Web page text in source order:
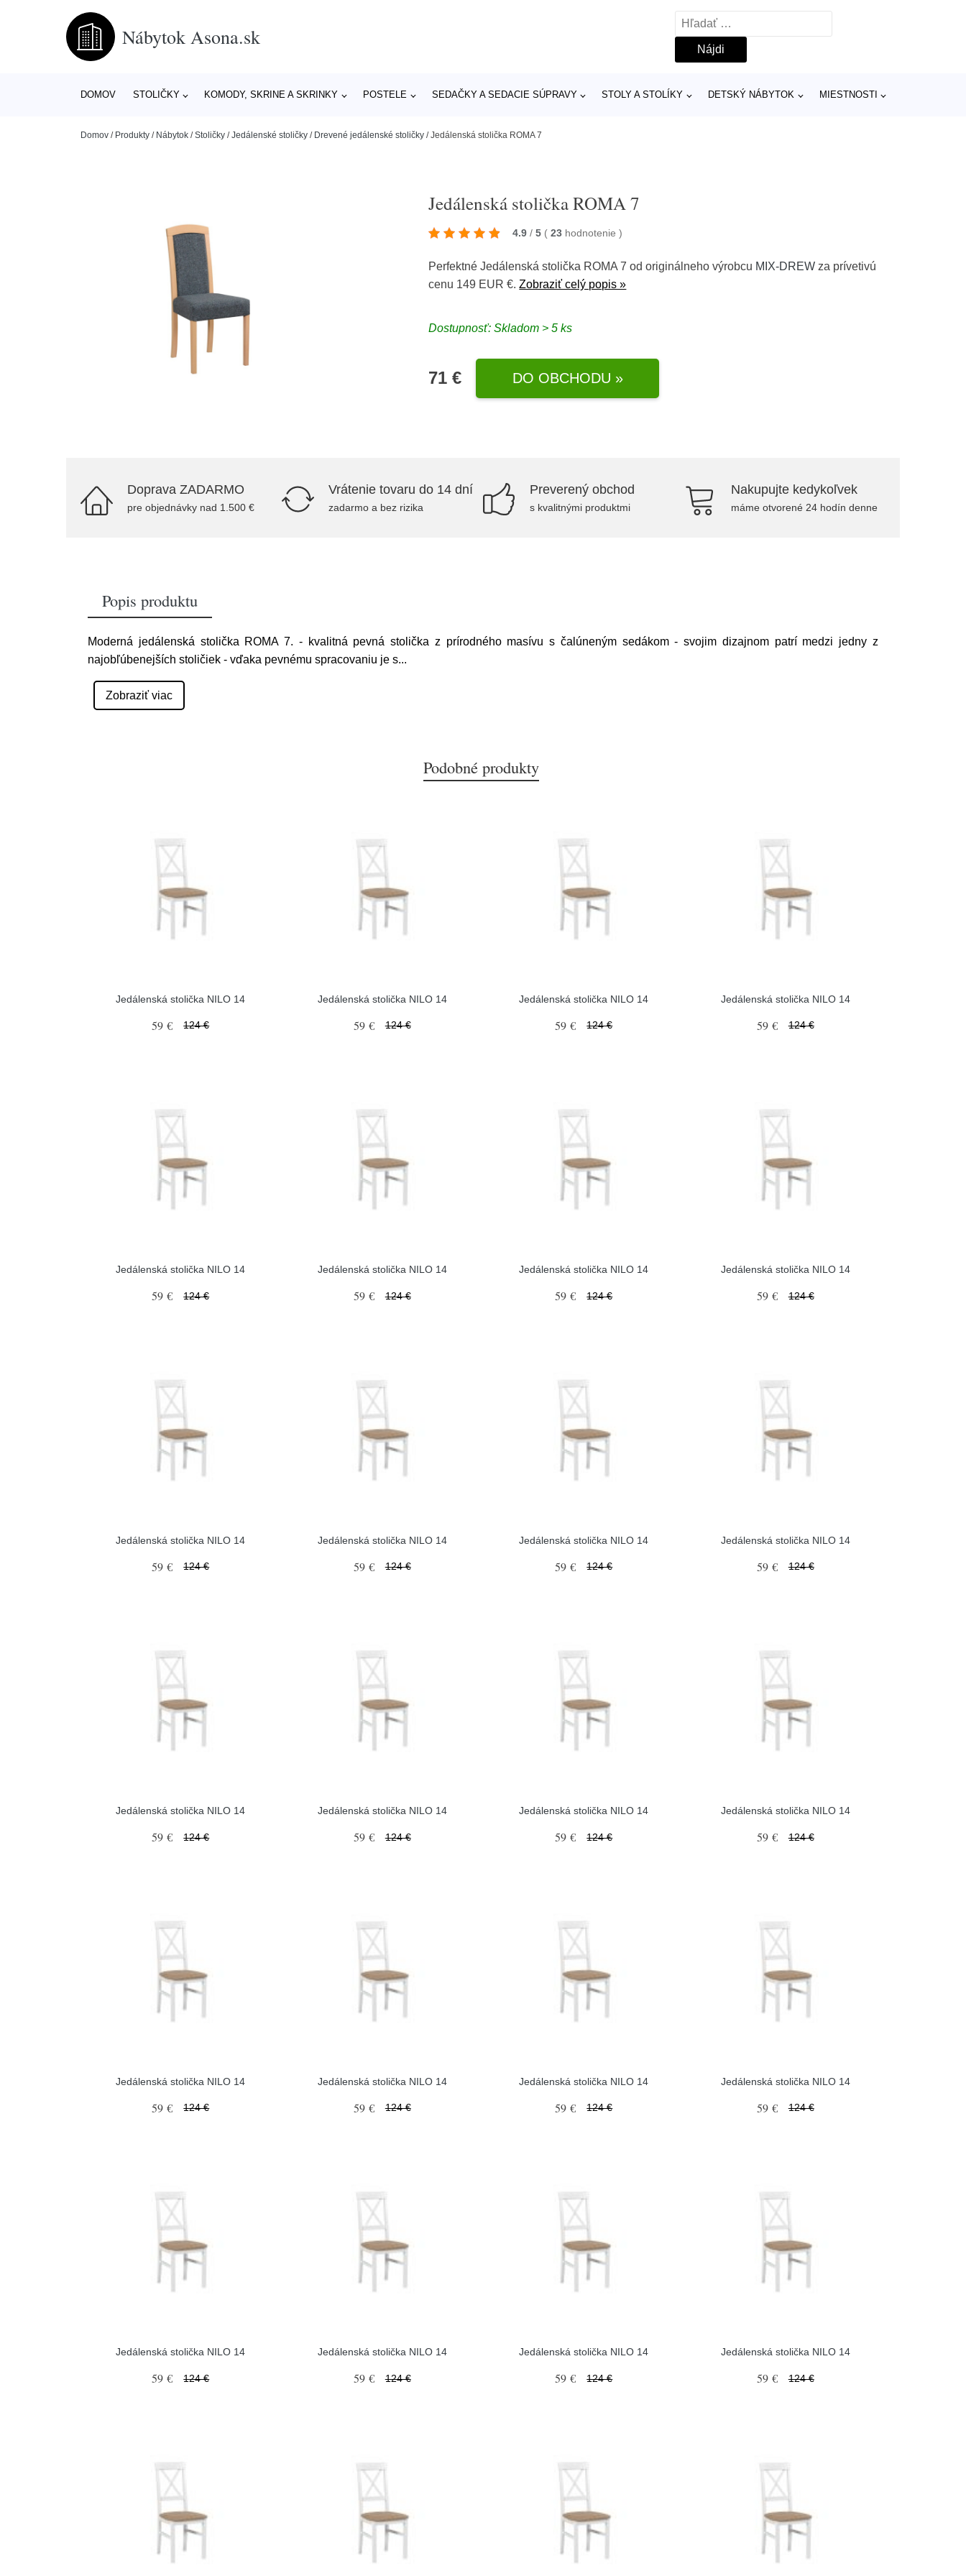
Nábytok Asona.sk
Hľadať:
DOMOV STOLIČKY KOMODY, SKRINE A SKRINKY POSTELE SEDAČKY A SEDACIE SÚPRAVY STOLY A STOLÍKY DETSKÝ NÁBYTOK MIESTNOSTI
Domov / Produkty / Nábytok /Stoličky /Jedálenské stoličky / Drevené jedálenské stoličky /Jedálenská stolička ROMA 7
Jedálenská stolička ROMA 7
4.9 / 5 ( 23 hodnotenie)
Perfektné Jedálenská stolička ROMA 7 od originálneho výrobcu MIX-DREW za prívetivú
cenu 149 EUR €.Zobraziť celý popis »
Dostupnosť: Skladom > 5 ks
71 € DO OBCHODU »
Doprava ZADARMO
pre objednávky nad 1.500 €
Vrátenie tovaru do 14 dní
zadarmo a bez rizika
Preverený obchod
s kvalitnými produktmi
Nakupujte kedykoľvek
máme otvorené 24 hodín denne
Popis produktu
Moderná jedálenská stolička ROMA 7. - kvalitná pevná stolička z prírodného masívu s čalúneným sedákom - svojim dizajnom patrí medzi jedny z
najobľúbenejších stoličiek - vďaka pevnému spracovaniu je s...
Zobraziť viac
Podobné produkty
Jedálenská stolička NILO 14
59 € 124 €
Jedálenská stolička NILO 14
59 € 124 €
Jedálenská stolička NILO 14
59 € 124 €
Jedálenská stolička NILO 14
59 € 124 €
Jedálenská stolička NILO 14
59 € 124 €
Jedálenská stolička NILO 14
59 € 124 €
Jedálenská stolička NILO 14
59 € 124 €
Jedálenská stolička NILO 14
59 € 124 €
Jedálenská stolička NILO 14
59 € 124 €
Jedálenská stolička NILO 14
59 € 124 €
Jedálenská stolička NILO 14
59 € 124 €
Jedálenská stolička NILO 14
59 € 124 €
Jedálenská stolička NILO 14
59 € 124 €
Jedálenská stolička NILO 14
59 € 124 €
Jedálenská stolička NILO 14
59 € 124 €
Jedálenská stolička NILO 14
59 € 124 €
Jedálenská stolička NILO 14
59 € 124 €
Jedálenská stolička NILO 14
59 € 124 €
Jedálenská stolička NILO 14
59 € 124 €
Jedálenská stolička NILO 14
59 € 124 €
Jedálenská stolička NILO 14
59 € 124 €
Jedálenská stolička NILO 14
59 € 124 €
Jedálenská stolička NILO 14
59 € 124 €
Jedálenská stolička NILO 14
59 € 124 €